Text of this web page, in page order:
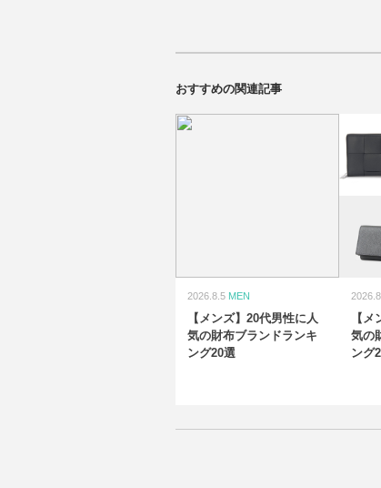
おすすめの関連記事
2026.8.5 MEN
【メンズ】20代男性に人
気の財布ブランドランキ
ング20選
【
気の
ング